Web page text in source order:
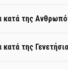
κατά της
κατά της